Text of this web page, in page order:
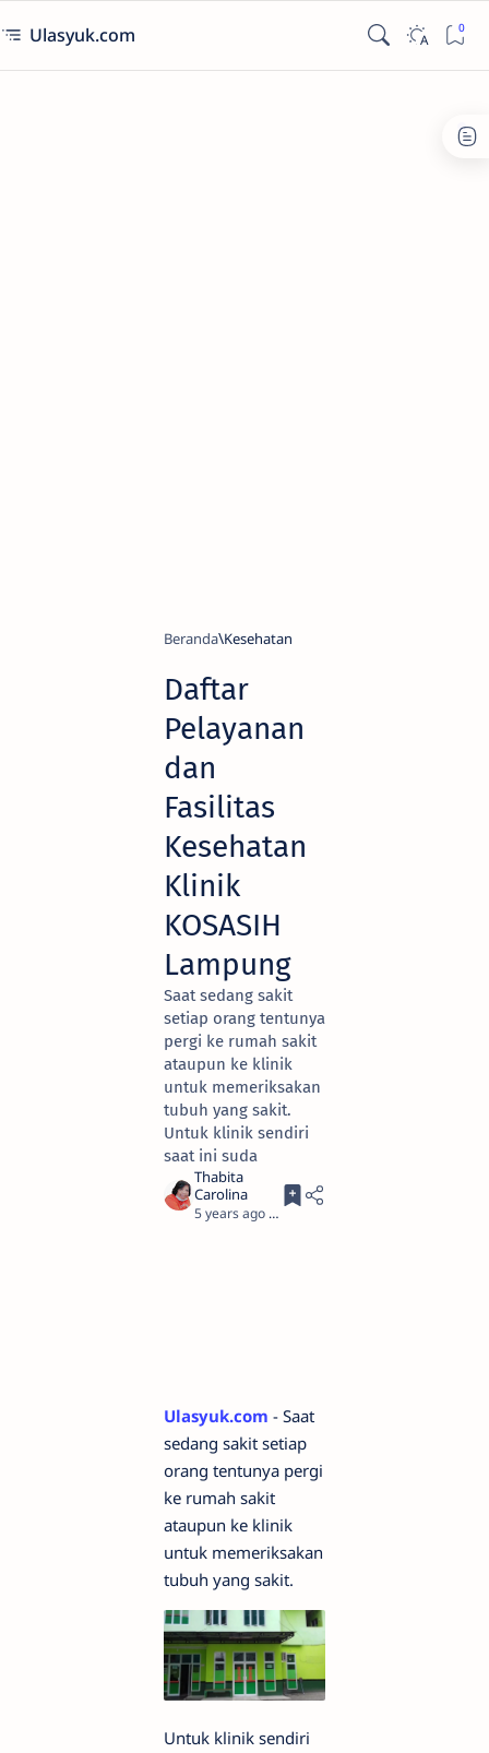
Ulasyuk.com
Beranda Kesehatan
Daftar
Pelayanan
dan
Fasilitas
Kesehatan
Klinik
KOSASIH
Lampung
Saat sedang sakit
setiap orang tentunya
pergi ke rumah sakit
ataupun ke klinik
untuk memeriksakan
tubuh yang sakit.
Untuk klinik sendiri
saat ini suda
5 years ago 4
Ulasyuk.com - Saat
sedang sakit setiap
orang tentunya pergi
ke rumah sakit
ataupun ke klinik
untuk memeriksakan
tubuh yang sakit.
Untuk klinik sendiri